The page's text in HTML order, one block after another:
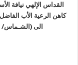
القداس الإلهي نيافة
كاهن الرعية الأب
الى (الشـماس/